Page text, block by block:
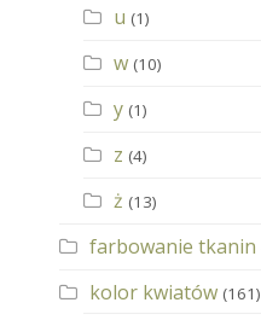
u (1)
w (10)
y (1)
z (4)
ż (13)
farbowanie tkanin
kolor kwiatów (161)